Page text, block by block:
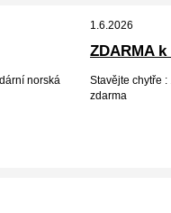
norská
1.6.2026
ZDARMA
Stavějte chytře
zdarma